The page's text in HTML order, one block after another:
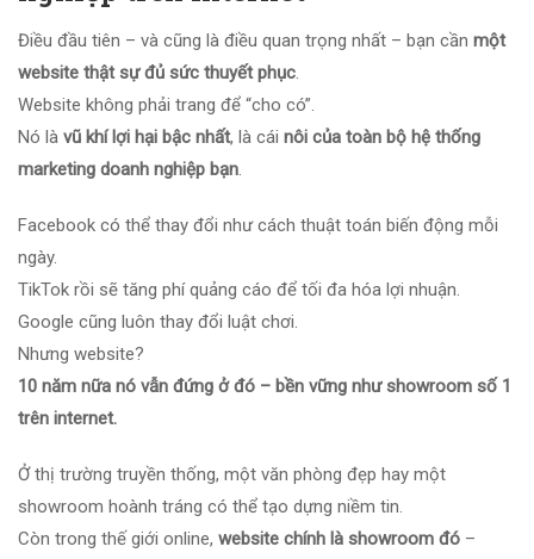
Điều đầu tiên – và cũng là điều quan trọng nhất – bạn cần một
website thật sự đủ sức thuyết phục.
Website không phải trang để “cho có”.
Nó là vũ khí lợi hại bậc nhất, là cái nôi của toàn bộ hệ thống
marketing doanh nghiệp bạn.
Facebook có thể thay đổi như cách thuật toán biến động mỗi
ngày.
TikTok rồi sẽ tăng phí quảng cáo để tối đa hóa lợi nhuận.
Google cũng luôn thay đổi luật chơi.
Nhưng website?
10 năm nữa nó vẫn đứng ở đó – bền vững như showroom số 1
trên internet.
Ở thị trường truyền thống, một văn phòng đẹp hay một
showroom hoành tráng có thể tạo dựng niềm tin.
Còn trong thế giới online, website chính là showroom đó –